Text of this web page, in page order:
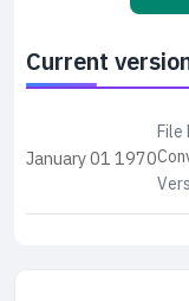
Current
January 011970
File